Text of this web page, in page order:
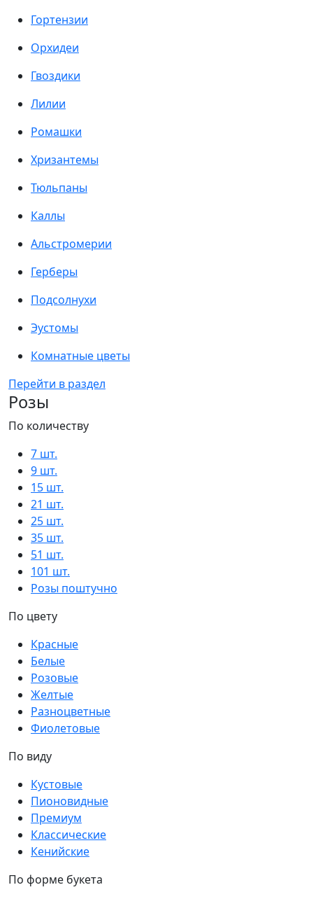
Гортензии
Орхидеи
Гвоздики
Лилии
Ромашки
Хризантемы
Тюльпаны
Каллы
Альстромерии
Герберы
Подсолнухи
Эустомы
Комнатные цветы
Перейти в раздел
Розы
По количеству
7 шт.
9 шт.
15 шт.
21 шт.
25 шт.
35 шт.
51 шт.
101 шт.
Розы поштучно
По цвету
Красные
Белые
Розовые
Желтые
Разноцветные
Фиолетовые
По виду
Кустовые
Пионовидные
Премиум
Классические
Кенийские
По форме букета